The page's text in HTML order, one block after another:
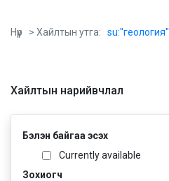
Нүүр > Хайлтын утга: su:"геология"
Хайлтын нарийвчлал
Бэлэн байгаа эсэх
Currently available
Зохиогч